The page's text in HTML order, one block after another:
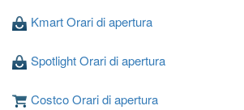
Kmart Orari di apertura
Spotlight Orari di apertura
Costco Orari di apertura